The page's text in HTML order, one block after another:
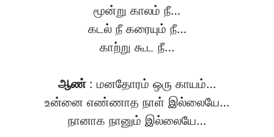
மூன்று காலம் நீ…
கடல் நீ கரையும் நீ…
காற்று கூட நீ…
ஆண் : மனதோரம் ஒரு காயம்…
உன்னை எண்ணாத நாள் இல்லையே…
நானாக நானும் இல்லையே…